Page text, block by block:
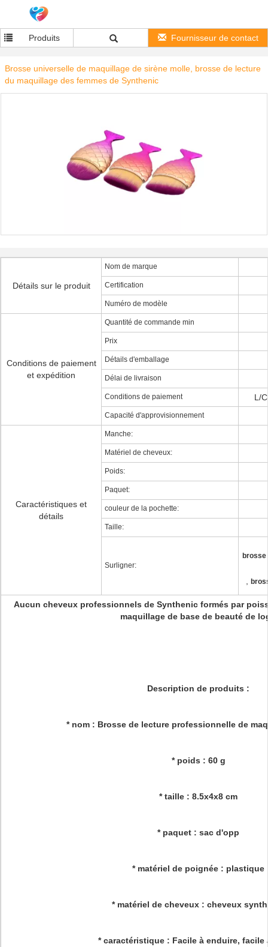
Produits Fournisseur de contact
Brosse universelle de maquillage de sirène molle, brosse de lecture
du maquillage des femmes de Synthenic
Détails sur le produit
Nom de marque
Certification
Numéro de modèle
Conditions de paiement
et expédition
Quantité de commande min
Prix
Détails d'emballage
Délai de livraison
Conditions de paiement L/
Capacité d'approvisionnement
Caractéristiques et
détails
Manche:
Matériel de cheveux:
Poids:
Paquet:
couleur de la pochette:
Taille:
Surligner:
Aucun cheveux professionnels de Synthenic formés par
maquillage de base de beauté de
Description de produits :
* nom : Brosse de lecture professionnelle de
* poids : 60 g
* taille : 8.5x4x8 cm
* paquet : sac d'opp
* matériel de poignée : plastique
* matériel de cheveux : cheveux
* caractéristique : Facile à enduire, facile